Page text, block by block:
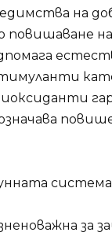
на
повишаване
система
за